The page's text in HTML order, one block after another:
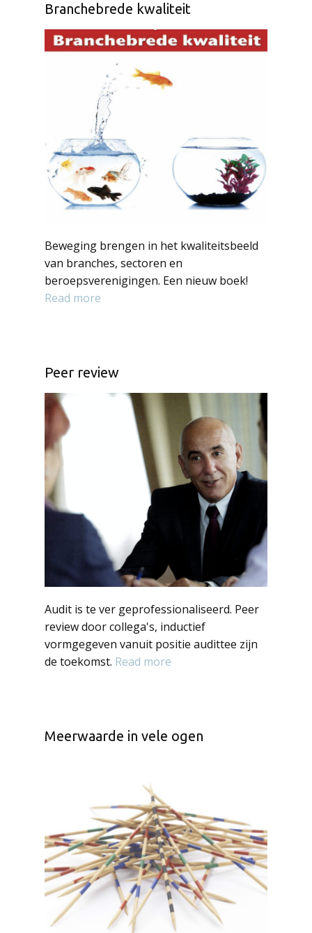
Branchebrede kwaliteit
Beweging brengen in het kwaliteitsbeeld
van branches, sectoren en
beroepsverenigingen. Een nieuw boek!
Read more
Peer review
Audit is te ver geprofessionaliseerd. Peer
review door collega's, inductief
vormgegeven vanuit positie audittee zijn
de toekomst. Read more
Meerwaarde in vele ogen